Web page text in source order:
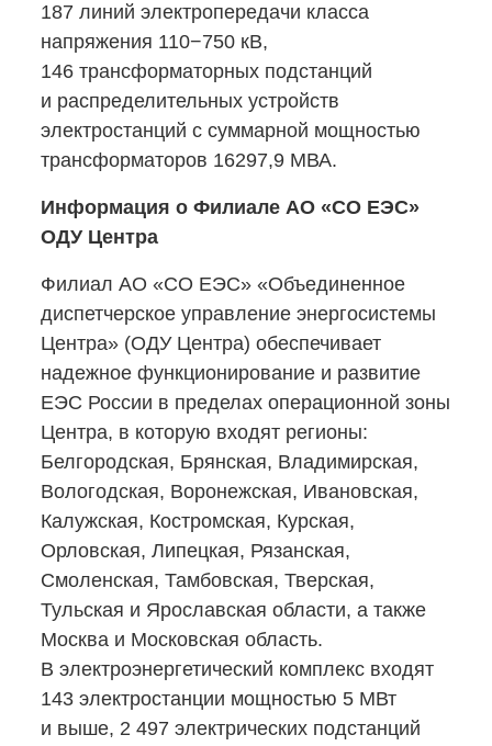
187 линий электропередачи класса
напряжения 110−750 кВ,
146 трансформаторных подстанций
и распределительных устройств
электростанций с суммарной мощностью
трансформаторов 16297,9 МВА.
Информация о Филиале АО «СО ЕЭС»
ОДУ Центра
Филиал АО «СО ЕЭС» «Объединенное
диспетчерское управление энергосистемы
Центра» (ОДУ Центра) обеспечивает
надежное функционирование и развитие
ЕЭС России в пределах операционной зоны
Центра, в которую входят регионы:
Белгородская, Брянская, Владимирская,
Вологодская, Воронежская, Ивановская,
Калужская, Костромская, Курская,
Орловская, Липецкая, Рязанская,
Смоленская, Тамбовская, Тверская,
Тульская и Ярославская области, а также
Москва и Московская область.
В электроэнергетический комплекс входят
143 электростанции мощностью 5 МВт
и выше, 2 497 электрических подстанций